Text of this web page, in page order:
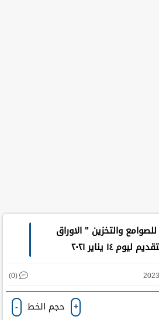
والتخزين " الاوراق
١٤ يناير ٢٠٢١
(0)
+ حجم الخط -